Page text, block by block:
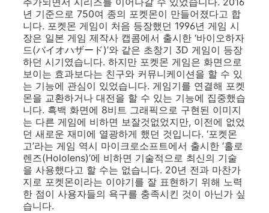
년 기준으로 750여 종의 포켓몬이 만들어졌다고 합
니다. 포켓몬 게임이 처음 등장했던 1996년 게임 시
장은 일본 게임 제작사 캡콤에서 출시한 ‘바이오하자
드(バイオハザード)’와 같은 초창기 3D 게임이 등장
하던 시기였습니다. 하지만 포켓몬 게임은 화면으로
보이는 효과보다는 친구와 커뮤니케이션을 할 수 있
는 기능에 관심이 있었습니다. 게임기를 연결해 포켓
몬을 교환하거나 대전을 할 수 있는 기능에 집중했습
니다. 흑백 화면에 8비트 그래픽으로 구현된 이미지
는 다른 게임에 비하면 보잘것없었지만, 이전에 없었
던 새로운 재미에 열광하게 했던 것입니다. ‘포켓몬
고’라는 게임 역시 마이크로소프트에서 출시한 ‘홀로
렌즈(Hololens)’에 비하면 기술적으로 최신의 기술
을 사용했다고 할 수는 없습니다. 20년 전과 마찬가
지로 포켓몬이라는 이야기를 잘 표현하기 위해 노력
한 점이 사용자들의 욕구를 충족시킨 것이 아닌가 싶
습니다.